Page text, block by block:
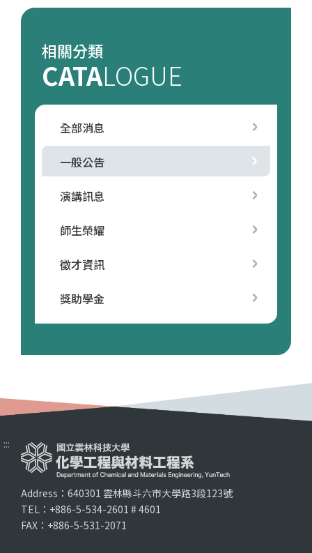
相關分類
CATALOGUE
全部消息
一般公告
演講訊息
師生榮耀
徵才資訊
獎助學金
:::
Address：640301 雲林縣斗六市大學路3段123號
TEL：+886-5-534-2601 # 4601
FAX：+886-5-531-2071